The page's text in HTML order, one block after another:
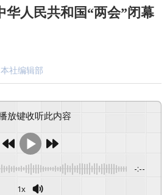
华人民共和国“两会”闭幕
社编辑部
播放键收听此内容
-:--
1x